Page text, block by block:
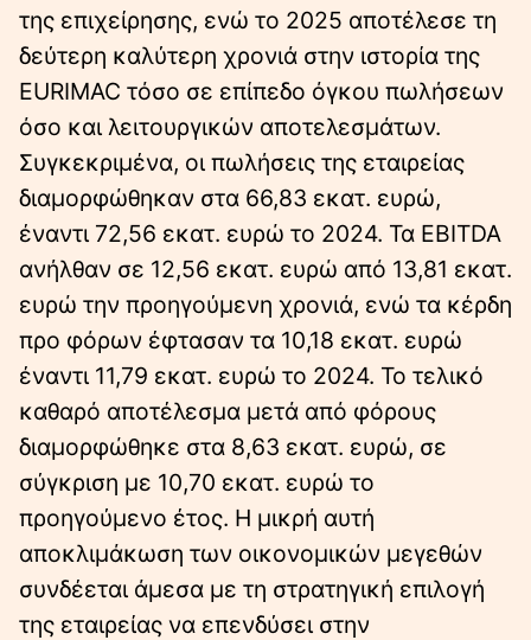
της επιχείρησης, ενώ το 2025 αποτέλεσε τη
δεύτερη καλύτερη χρονιά στην ιστορία της
EURIMAC τόσο σε επίπεδο όγκου πωλήσεων
όσο και λειτουργικών αποτελεσμάτων.
Συγκεκριμένα, οι πωλήσεις της εταιρείας
διαμορφώθηκαν στα 66,83 εκατ. ευρώ,
έναντι 72,56 εκατ. ευρώ το 2024. Τα EBITDA
ανήλθαν σε 12,56 εκατ. ευρώ από 13,81 εκατ.
ευρώ την προηγούμενη χρονιά, ενώ τα κέρδη
προ φόρων έφτασαν τα 10,18 εκατ. ευρώ
έναντι 11,79 εκατ. ευρώ το 2024. Το τελικό
καθαρό αποτέλεσμα μετά από φόρους
διαμορφώθηκε στα 8,63 εκατ. ευρώ, σε
σύγκριση με 10,70 εκατ. ευρώ το
προηγούμενο έτος. Η μικρή αυτή
αποκλιμάκωση των οικονομικών μεγεθών
συνδέεται άμεσα με τη στρατηγική επιλογή
της εταιρείας να επενδύσει στην